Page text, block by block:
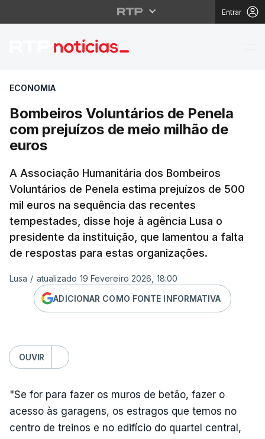
Entrar
Bombeiros
ECONOMIA
Bombeiros Voluntários de Penela
com prejuízos de meio milhão de
euros
A Associação Humanitária dos Bombeiros
Voluntários de Penela estima prejuízos de 500
mil euros na sequência das recentes
tempestades, disse hoje à agência Lusa o
presidente da instituição, que lamentou a falta
de respostas para estas organizações.
Lusa / atualizado 19 Fevereiro 2026, 18:00
ADICIONAR COMO FONTE INFORMATIVA
OUVIR
"Se for para fazer os muros de betão, fazer o
acesso às garagens, os estragos que temos no
centro de treinos e no edifício do quartel central,